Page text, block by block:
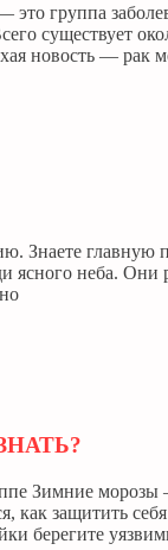
это группа
существует
новость — рак
Знаете
неба. Они
Зимние
защитить
берегите